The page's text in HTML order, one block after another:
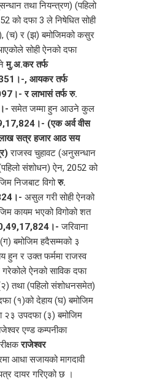
तथा नियन्त्रण) (पहिलो
को दफा 3 ले निषेधित सोही
(च) र (झ) बमोजिमको कसुर
सोही ऐनको दफा
मु.अ.कर तर्फ
।-, आयकर तर्फ
र लाभासं तर्फ रु.
समेत जम्मा हुन आउने कुल
(एक अर्व वीस
सत्र हजार आठ सय
राजस्व चुहावट (अनुसन्धान
संशोधन) ऐन, 2052 को
निजबाट विगोरु.
असुल गरी सोही ऐनको
कायम भएको विगोको शत
जरिवाना
बमोजिम हदैसम्मको ३
हुन र उक्त फर्ममा राजस्व
गरेकोले ऐनको साविक दफा
तथा (पहिलो संशोधनसमेत)
(१)को देहाय (घ) बमोजिम
२३ उपदफा (३) बमोजिम
एण्ड कम्पनीका
राजेश्‍वर
आधा सजायको मागदावी
दायर गरिएको छ ।